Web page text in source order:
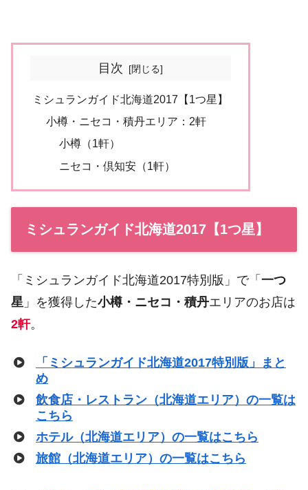
目次
ミシュランガイド北海道2017【1つ星】
小樽・ニセコ・積丹エリア：2軒
小樽（1軒）
ニセコ・倶知安（1軒）
ミシュランガイド北海道2017【1つ星】
「ミシュランガイド北海道2017特別版」で「 一つ
星 」を獲得した小樽・ニセコ・積丹エリアのお店は
2軒。
「ミシュランガイド北海道2017特別版」まと
め
飲食店・レストラン（北海道エリア）の一覧は
こちら
ホテル（北海道エリア）の一覧はこちら
旅館（北海道エリア）の一覧はこちら